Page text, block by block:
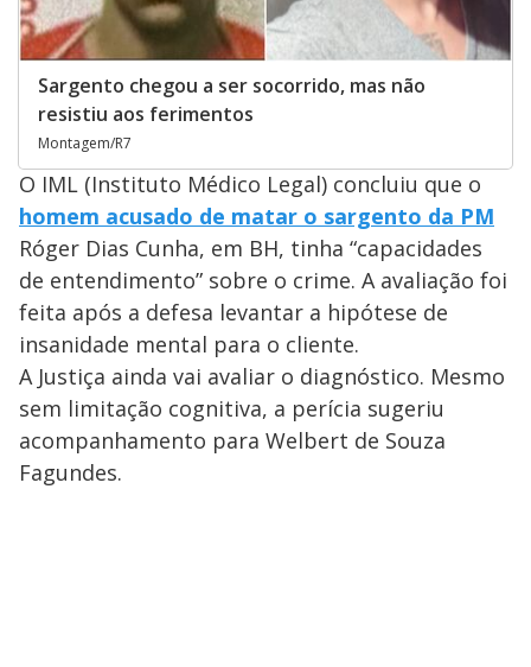
Sargento chegou a ser socorrido, mas não
resistiu aos ferimentos
Montagem/R7
O IML (Instituto Médico Legal) concluiu que o
homem acusado de matar o sargento da PM
Róger Dias Cunha, em BH, tinha “capacidades
de entendimento” sobre o crime. A avaliação foi
feita após a defesa levantar a hipótese de
insanidade mental para o cliente.
A Justiça ainda vai avaliar o diagnóstico. Mesmo
sem limitação cognitiva, a perícia sugeriu
acompanhamento para Welbert de Souza
Fagundes.